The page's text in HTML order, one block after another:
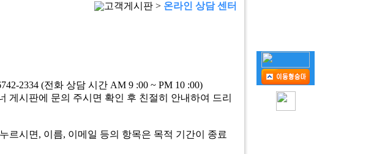
고객게시판 > 온라인 상담 센터
2334 (전화 상담 시간 AM 9 :00 ~ PM 10 :00)
게시판에 문의 주시면 확인 후 친절히 안내하여 드리
르시면, 이름, 이메일 등의 항목은 목적 기간이 종료